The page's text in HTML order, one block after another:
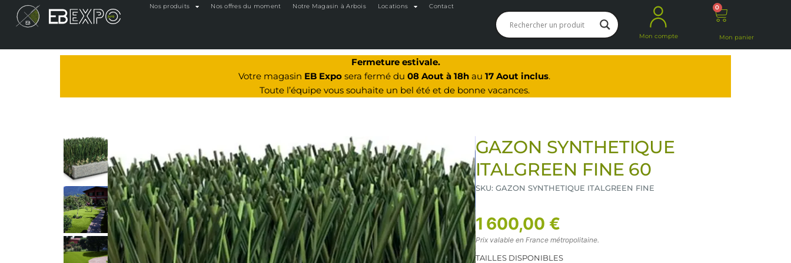
Nos produits Nos offres du moment Notre Magasin à Arbois Locations Contact
Mon compte
0
Panier
Mon panier
Fermeture estivale.
Votre magasin EB Expo sera fermé du 08 Aout à 18h au 17 Aout inclus.
Toute l’équipe vous souhaite un bel été et de bonne vacances.
GAZON SYNTHETIQUE
ITALGREEN FINE 60
SKU: GAZON SYNTHETIQUE ITALGREEN FINE
1 600,00 €
Prix valable en France métropolitaine.
TAILLES DISPONIBLES